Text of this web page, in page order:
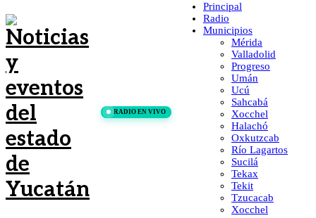
RADIO EN VIVO
Principal
Radio
Municipios
Mérida
Valladolid
Progreso
Umán
Ucú
Sahcabá
Xocchel
Halachó
Oxkutzcab
Río Lagartos
Sucilá
Tekax
Tekit
Tzucacab
Xocchel